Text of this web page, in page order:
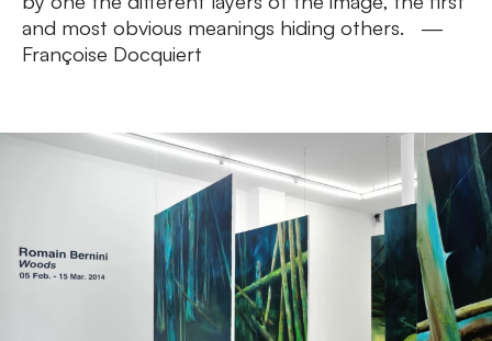
and most obvious meanings hiding others. —
Françoise Docquiert